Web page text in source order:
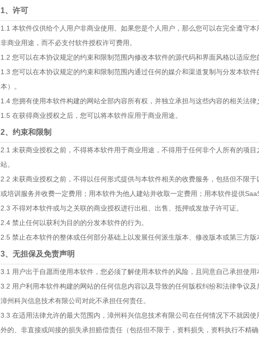
1、许可
1.1 本软件仅供给个人用户非商业使用。如果您是个人用户，那么您可以在完全遵守
非商业用途，而不必支付软件授权许可费用。
1.2 您可以在本协议规定的约束和限制范围内修改本软件的源代码和界面风格以适应您
1.3 您可以在本协议规定的约束和限制范围内通过任何的媒介和渠道复制与分发本软
本）。
1.4 您拥有使用本软件构建的网站全部内容所有权，并独立承担与这些内容的相关法律
1.5 在获得商业授权之后，您可以将本软件应用于商业用途。
2、约束和限制
2.1 未获商业授权之前，不得将本软件用于商业用途，不得用于任何非个人所有的项
站。
2.2 未获商业授权之前，不得以任何形式提供与本软件相关的收费服务，包括但不限
或培训服务并收费一定费用；用本软件为他人建站并收取一定费用；用本软件提供
2.3 不得对本软件或与之关联的商业授权进行出租、出售、抵押或发放子许可证。
2.4 禁止任何以获利为目的的分发本软件的行为。
2.5 禁止在本软件的整体或任何部分基础上以发展任何派生版本、修改版本或第三方版
3、无担保及免责声明
3.1 用户出于自愿而使用本软件，您必须了解使用本软件的风险，且同意自己承担使用
3.2 用户利用本软件构建的网站的任何信息内容以及导致的任何版权纠纷和法律争议及
漳州科兴信息技术有限公司对此不承担任何责任。
3.3 在适用法律允许的最大范围内，漳州科兴信息技术有限公司在任何情况下不就因
外的、非直接或间接的损失承担赔偿责任（包括但不限于，资料损失，资料执行不精